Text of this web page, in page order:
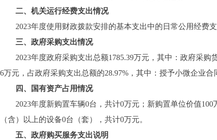
二、机关运行经费支出情况
2023年度使用财政拨款安排的基本支出中的日常公用经费支
三、政府采购支出情况
2023年度政府采购支出总额1785.39万元，其中：政府采购
6万元，占政府采购支出总额的28.97%，其中：授予小微企业
四、国有资产占用情况
2023年度新购置车辆0台，共计0万元；新购置单位价值100
（含）以上的设备0台（套），共计0万元。
五、政府购买服务支出说明